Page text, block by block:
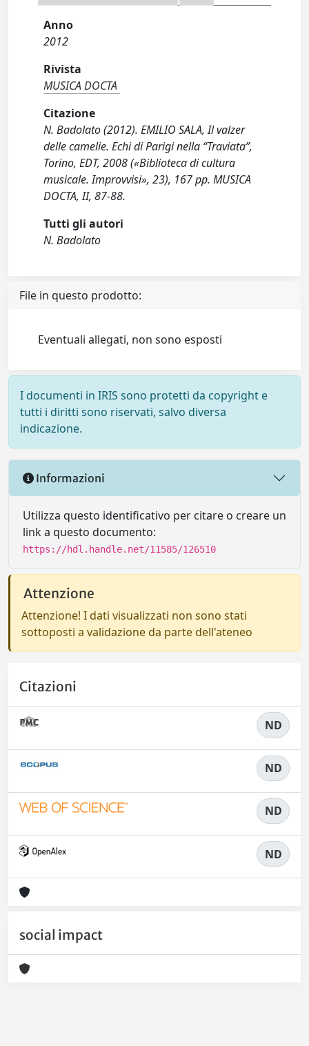
Anno
2012
Rivista
MUSICA DOCTA
Citazione
N. Badolato (2012). EMILIO SALA, Il valzer
delle camelie. Echi di Parigi nella “Traviata”,
Torino, EDT, 2008 («Biblioteca di cultura
musicale. Improvvisi», 23), 167 pp. MUSICA
DOCTA, II, 87-88.
Tutti gli autori
N. Badolato
File in questo prodotto:
Eventuali allegati, non sono esposti
I documenti in IRIS sono protetti da copyright e
tutti i diritti sono riservati, salvo diversa
indicazione.
Informazioni
Utilizza questo identificativo per citare o creare un
link a questo documento:
https://hdl.handle.net/11585/126510
Attenzione
Attenzione! I dati visualizzati non sono stati
sottoposti a validazione da parte dell'ateneo
Citazioni
ND
ND
ND
ND
social impact